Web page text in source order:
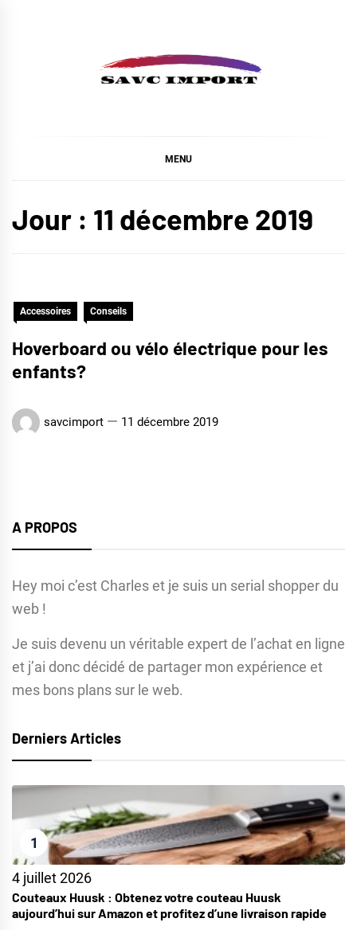
MENU
Jour : 11 décembre 2019
Accessoires Conseils
Hoverboard ou vélo électrique pour les
enfants?
savcimport 11 décembre 2019
A PROPOS
Hey moi c’est Charles et je suis un serial shopper du
web !
Je suis devenu un véritable expert de l’achat en ligne
et j’ai donc décidé de partager mon expérience et
mes bons plans sur le web.
Derniers Articles
1
4 juillet 2026
Couteaux Huusk : Obtenez votre couteau Huusk
aujourd’hui sur Amazon et profitez d’une livraison rapide